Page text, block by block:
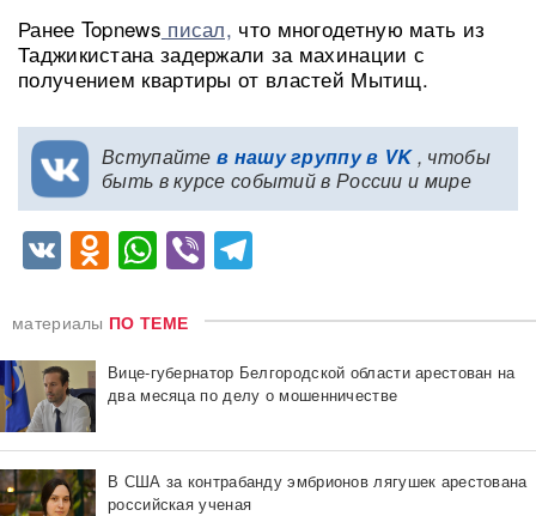
Ранее Topnews писал, что многодетную мать из
Таджикистана задержали за махинации с
получением квартиры от властей Мытищ.
Вступайте в нашу группу в VK, чтобы
быть в курсе событий в России и мире
VKOdnoklassniki
WhatsApp
Viber
материалы ПО ТЕМЕ
Вице-губернатор Белгородской области арестован на
два месяца по делу о мошенничестве
В США за контрабанду эмбрионов лягушек арестована
российская ученая